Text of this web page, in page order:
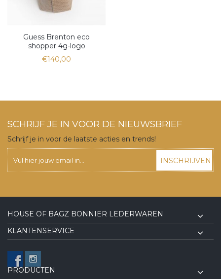
Guess Brenton eco
shopper 4g-logo
€140,00
SCHRIJF JE IN VOOR DE NIEUWSBRIEF
Schrijf je in voor de laatste acties en trends!
INSCHRIJVEN
HOUSE OF BAGZ BONNIER LEDERWAREN
KLANTENSERVICE
PRODUCTEN